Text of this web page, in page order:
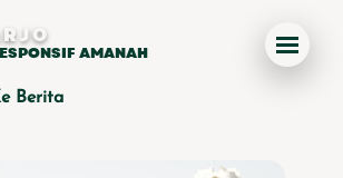
AMANAH
Berita